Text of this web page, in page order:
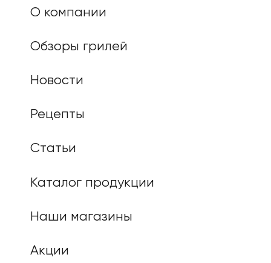
О компании
Обзоры грилей
Новости
Рецепты
Статьи
Каталог продукции
Наши магазины
Акции